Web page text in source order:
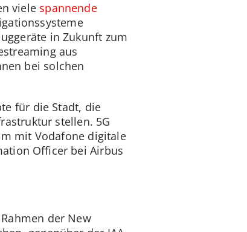
viele spannende
in Zukunft zum
aus
bei solchen
für die Stadt, die
stellen. 5G
mit Vodafone digitale
Officer bei Airbus
der New